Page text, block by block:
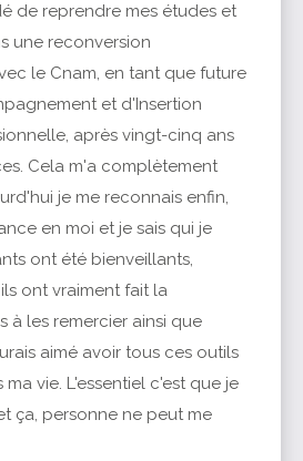
de reprendre mes études et
une reconversion
le Cnam, en tant que future
et d'Insertion
après vingt-cinq ans
Cela m'a complètement
je me reconnais enfin,
en moi et je sais qui je
ont été bienveillants,
ont vraiment fait la
à les remercier ainsi que
aimé avoir tous ces outils
vie. L'essentiel c'est que je
ça, personne ne peut me